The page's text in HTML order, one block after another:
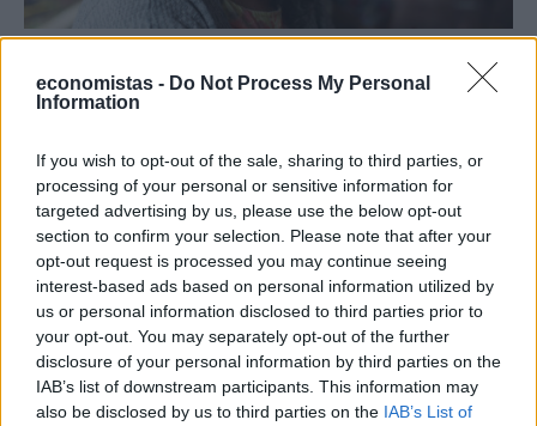
economistas - Do Not Process My Personal
Information
If you wish to opt-out of the sale, sharing to third parties, or
processing of your personal or sensitive information for
targeted advertising by us, please use the below opt-out
section to confirm your selection. Please note that after your
opt-out request is processed you may continue seeing
interest-based ads based on personal information utilized by
us or personal information disclosed to third parties prior to
your opt-out. You may separately opt-out of the further
disclosure of your personal information by third parties on the
IAB’s list of downstream participants. This information may
also be disclosed by us to third parties on the IAB’s List of
Συντάξεις χηρείας: Ποιοι θα δουν διπλάσιο
ποσό τέλος Αυγούστου
Βουλή, 8.469 συνταξιούχοι του Δημοσίου αναμένεται να δουν
σημαντικές αυξήσεις στις συντάξεις χηρείας τους. Συγκεκριμένα,
στο τέλος Αυγούστου, με την καταβολή των συντάξεων
Σεπτεμβρίου, το ποσό της σύνταξης χηρείας τους θα διπλασιαστεί,
καθώς επανέρχεται από το 35% στο 70% της σύνταξης του
θανόντος.
NEWSROOM